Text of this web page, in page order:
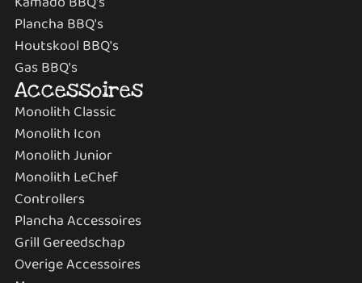
Plancha BBQ's
Houtskool BBQ's
Gas BBQ's
Accessoires
Monolith Classic
Monolith Icon
Monolith Junior
Monolith LeChef
Controllers
Plancha Accessoires
Grill Gereedschap
Overige Accessoires